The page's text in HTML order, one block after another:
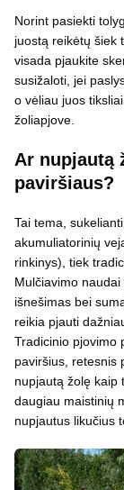
Norint pasiekti
juostą reikėtų šiek
visada pjaukite
susižaloti, jei
o vėliau juos
žoliapjove.
Ar nupjautą
paviršiaus?
Tai tema,
akumuliatorinių
rinkinys), tiek
Mulčiavimo
išnešimas bei
reikia pjauti
Tradicinio pjovimo
paviršius, retesnis
nupjautą žolę kaip
daugiau maistinių
nupjautus likučius